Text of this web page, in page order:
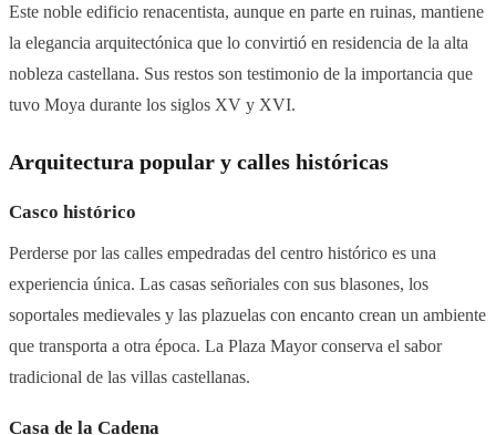
Este noble edificio renacentista, aunque en parte en ruinas, mantiene
la elegancia arquitectónica que lo convirtió en residencia de la alta
nobleza castellana. Sus restos son testimonio de la importancia que
tuvo Moya durante los siglos XV y XVI.
Arquitectura popular y calles históricas
Casco histórico
Perderse por las calles empedradas del centro histórico es una
experiencia única. Las casas señoriales con sus blasones, los
soportales medievales y las plazuelas con encanto crean un ambiente
que transporta a otra época. La Plaza Mayor conserva el sabor
tradicional de las villas castellanas.
Casa de la Cadena